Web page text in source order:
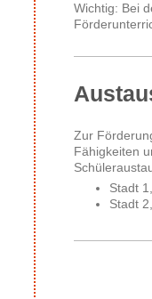
Wichtig: Bei
Zur
Fähigkeiten
Stadt
Stadt